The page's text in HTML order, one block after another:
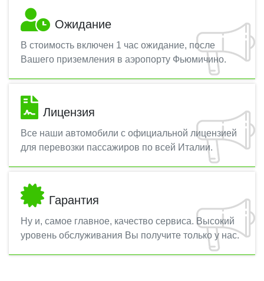
Ожидание
В стоимость включен 1 час ожидание, после
Вашего приземления в аэропорту Фьюмичино.
Лицензия
Все наши автомобили с официальной лицензией
для перевозки пассажиров по всей Италии.
Гарантия
Ну и, самое главное, качество сервиса. Высокий
уровень обслуживания Вы получите только у нас.